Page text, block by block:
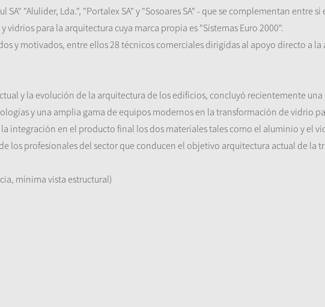
SA" "Alulider, Lda.", "Portalex SA" y "Sosoares SA" - que se complementan entre
para la arquitectura cuya marca propia es "Sistemas Euro 2000".
y motivados, entre ellos 28 técnicos comerciales dirigidas al apoyo directo a
y la evolución de la arquitectura de los edificios, concluyó recientemente
y una amplia gama de equipos modernos en la transformación de vidrio
integración en el producto final los dos materiales tales como el aluminio y el
los profesionales del sector que conducen el objetivo arquitectura actual de la
mínima vista estructural)